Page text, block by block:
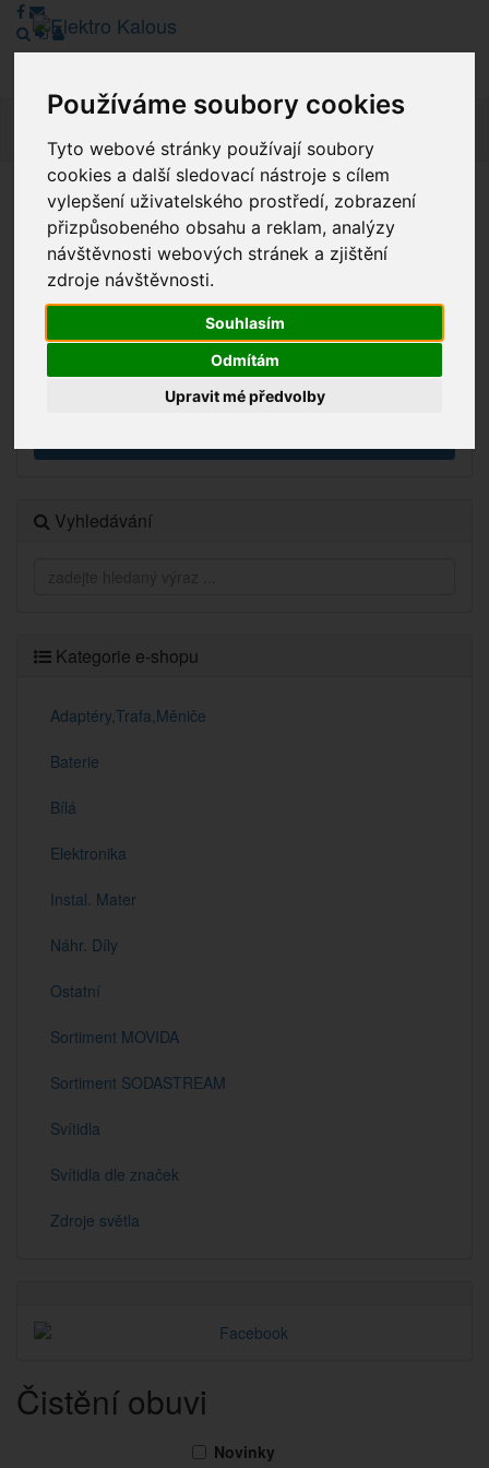
Používáme soubory cookies
Tyto webové stránky používají soubory
cookies a další sledovací nástroje s cílem
vylepšení uživatelského prostředí, zobrazení
přizpůsobeného obsahu a reklam, analýzy
návštěvnosti webových stránek a zjištění
zdroje návštěvnosti.
Souhlasím
Odmítám
Upravit mé předvolby
Vážení zákazníci, v tuto chvíli je Náš internetový obchod v
režimu Katalogu. Objednávky on-line nyní nelze vyřídit.
Děkujeme za pochopení.
Výprodej
Vyhledávání
Kategorie e-shopu
Adaptéry,Trafa,Měniče
Baterie
Bílá
Elektronika
Instal. Mater
Náhr. Díly
Ostatní
Sortiment MOVIDA
Sortiment SODASTREAM
Svítidla
Svítidla dle značek
Zdroje světla
Čistění obuvi
Novinky